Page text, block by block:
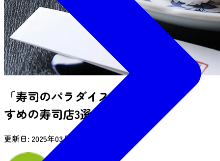
「寿司のパラダイス仙台」でおす
すめの寿司店3選
更新日: 2025年03月27日